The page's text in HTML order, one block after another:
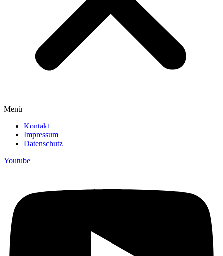
Menü
Kontakt
Impressum
Datenschutz
Youtube